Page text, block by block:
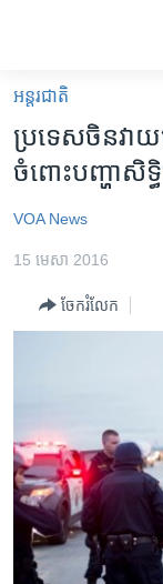
គេហទំព័រ​
ទាក់ទង
រំលង​
និង​
ទំព័រ​
ទៅ​
ទំព័រ​
រចនា
សម្ព័ន្ធ​
រំលង​
អន្តរជាតិ
កម្ពុជាច្នៃប្រតិដ្ឋ
វិទ្យុ / ផតខាសថ៍
កម្មវិធីទាំងអស់
Khmer English
អន្តរជាតិ
ប្រទេស​ចិន​វា
ចំពោះ​បញ្ហា​សិទ្
VOA News
15 មេសា 2016
ចែករំលែក